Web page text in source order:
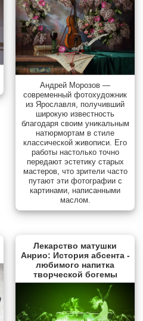
Андрей Морозов —
современный фотохудожник
из Ярославля, получивший
широкую известность
благодаря своим уникальным
натюрмортам в стиле
классической живописи. Его
работы настолько точно
передают эстетику старых
мастеров, что зрители часто
путают эти фотографии с
картинами, написанными
маслом.
Лекарство матушки
Анрио: История абсента -
любимого напитка
творческой богемы